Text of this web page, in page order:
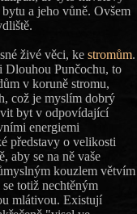
a jeho vůně. Ovšem
živé věci, ke stromům.
Dlouhou Punčochu, to
v koruně stromu,
totiž nechtěným